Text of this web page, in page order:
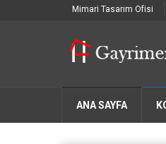
Mimari Tasarım Ofisi
ANA SAYFA